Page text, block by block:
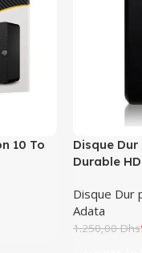
10 To
Disque Dur
Durable
Disque Dur
Adata
1.250,00Dhs